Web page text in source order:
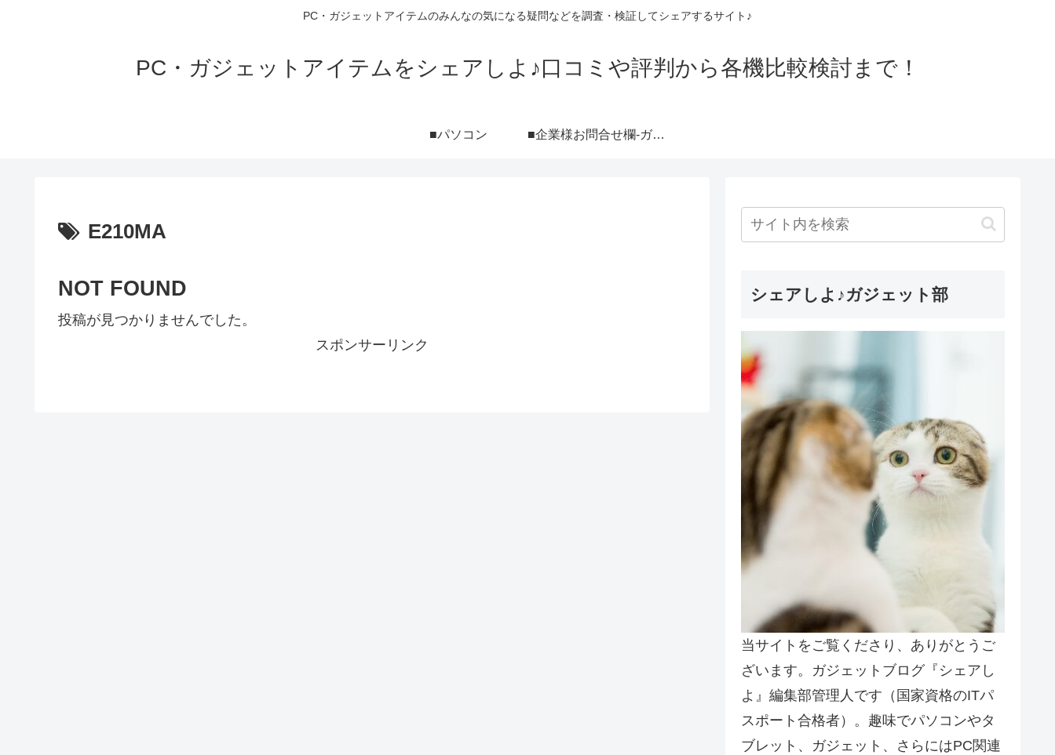
PC・ガジェットアイテムのみんなの気になる疑問などを調査・検証してシェアするサイト♪
PC・ガジェットアイテムをシェアしよ♪口コミや評判から各機比較検討まで！
■パソコン ■企業様お問合せ欄-ガジェットブログ『シェアしよ♪』レビュー依頼用-（ポートフォリオ付き）
E210MA
NOT FOUND
投稿が見つかりませんでした。
スポンサーリンク
シェアしよ♪ガジェット部
当サイトをご覧くださり、ありがとうご
ざいます。ガジェットブログ『シェアし
よ』編集部管理人です（国家資格のITパ
スポート合格者）。趣味でパソコンやタ
ブレット、ガジェット、さらにはPC関連